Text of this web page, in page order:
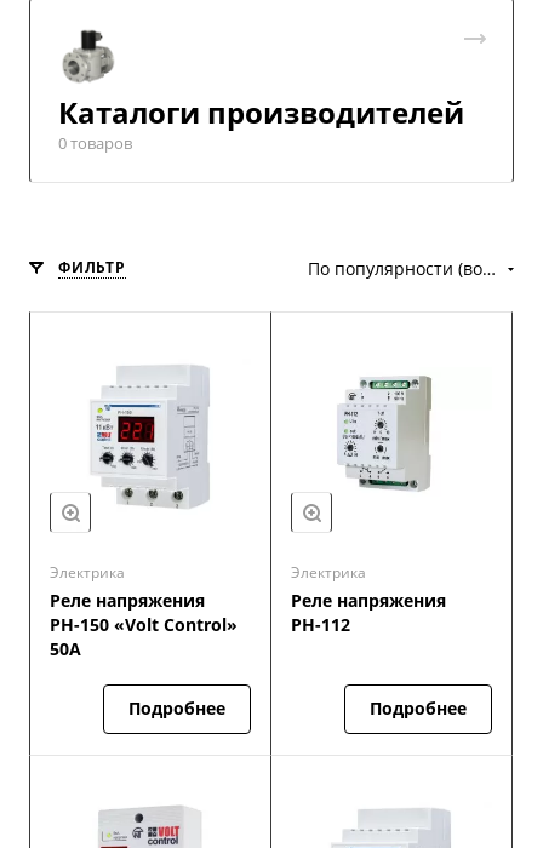
Каталоги производителей
0 товаров
ФИЛЬТР По популярности (возрастание)
Электрика
Реле напряжения
РН-150 «Volt Control»
50A
Подробнее
Электрика
Реле напряжения
РН-112
Подробнее